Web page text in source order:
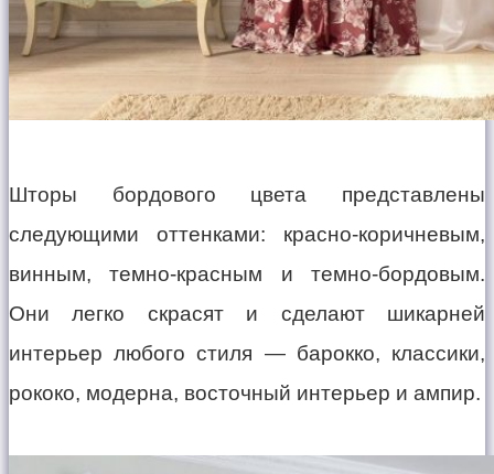
Шторы бордового цвета представлены
следующими оттенками: красно-коричневым,
винным, темно-красным и темно-бордовым.
Они легко скрасят и сделают шикарней
интерьер любого стиля — барокко, классики,
рококо, модерна, восточный интерьер и ампир.